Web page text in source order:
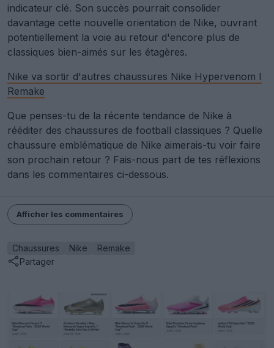
indicateur clé. Son succès pourrait consolider
davantage cette nouvelle orientation de Nike, ouvrant
potentiellement la voie au retour d'encore plus de
classiques bien-aimés sur les étagères.
Nike va sortir d'autres chaussures Nike Hypervenom I
Remake
Que penses-tu de la récente tendance de Nike à
rééditer des chaussures de football classiques ? Quelle
chaussure emblématique de Nike aimerais-tu voir faire
son prochain retour ? Fais-nous part de tes réflexions
dans les commentaires ci-dessous.
Afficher les commentaires
Chaussures Nike
Remake
Partager